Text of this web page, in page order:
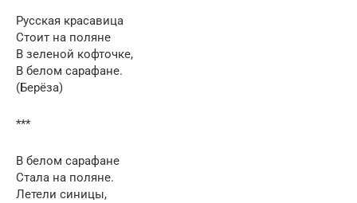
Русская красавица
Стоит на поляне
В зеленой кофточке,
В белом сарафане.
(Берёза)
***
В белом сарафане
Стала на поляне.
Летели синицы,